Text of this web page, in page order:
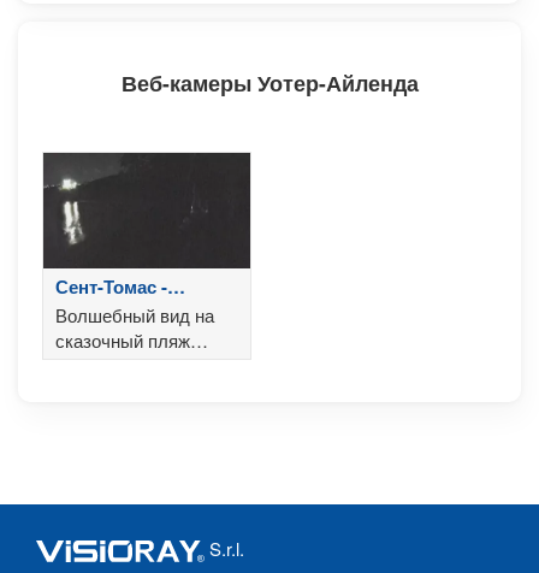
Веб-камеры Уотер-Айленда
Сент-Томас -
Виргинские Острова
Волшебный вид на
сказочный пляж
Сент-Томаса на
S.r.l.